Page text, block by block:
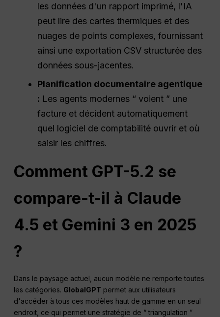
les données d'un rapport imprimé, l'IA
peut lire des cartes thermiques et des
nuages de points complexes, fournissant
ainsi une exportation CSV structurée des
données sous-jacentes.
Planification documentaire agentique
: Les agents modernes “ voient ” une
facture et décident automatiquement
quel logiciel de comptabilité ouvrir et où
saisir les chiffres.
Comment GPT-5.2 se
compare-t-il à Claude
4.5 et Gemini 3 en 2025
?
Dans le paysage actuel, aucun modèle ne remporte toutes
les catégories. GlobalGPT permet aux utilisateurs
d'accéder à tous ces modèles haut de gamme en un seul
endroit, ce qui permet une stratégie de “ triangulation ”